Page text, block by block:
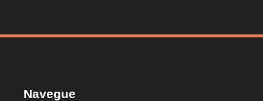
Navegue